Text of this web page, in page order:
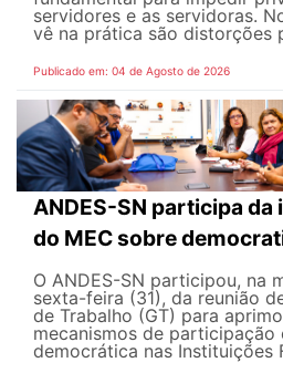
servidores e as servidoras.
vê na prática são distorções
Publicado em: 04 de Agosto de 2026
ANDES-SN participa da
do MEC sobre
O ANDES-SN participou, na
sexta-feira (31), da reunião
de Trabalho (GT) para
mecanismos de participação
democrática nas Instituições